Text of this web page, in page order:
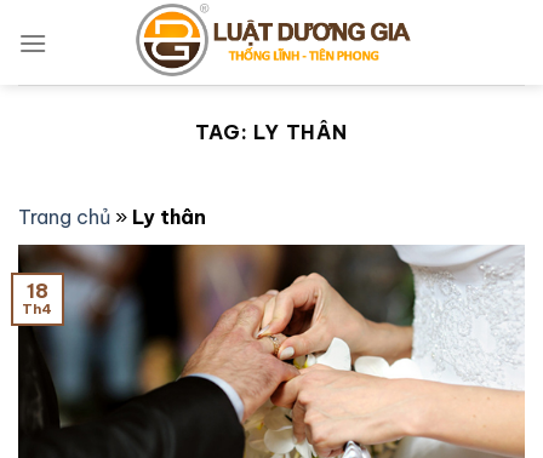
qua
TAG: LY THÂN
Trang chủ » Ly thân
18
Th4